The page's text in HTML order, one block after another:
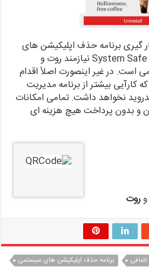
گیری برنامه حذف اپلیکیشن های
پیش فرض: System Safe App Remover نیازمند روت و
در غیر اینصورت اصلاً اقدام
کارآیی بیشتر از برنامه مدیریت
نخواهد داشت. تمامی امکانات
و بدون پرداخت هیچ هزینه ای
روت
برنامه حذف اپلیکیشن های سیستمی